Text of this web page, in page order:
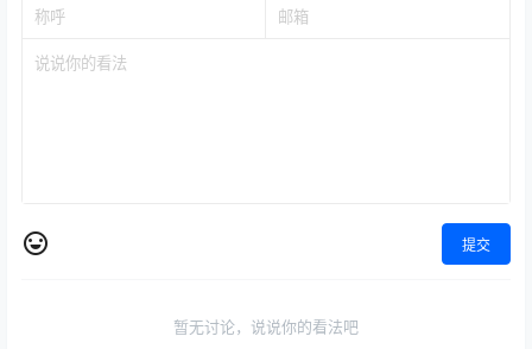
提交
暂无讨论，说说你的看法吧